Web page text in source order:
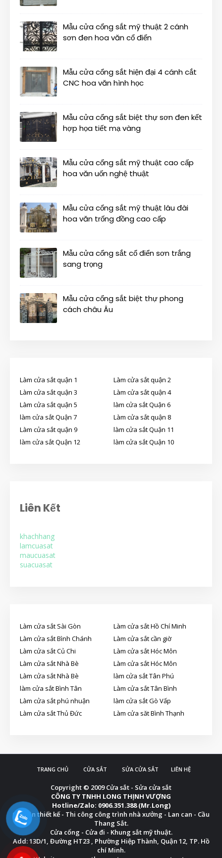
Mẫu cửa cổng sắt mỹ thuật 2 cánh
sơn đen hoa văn cổ điển
Mẫu cửa cổng sắt hiện đại 4 cánh cắt
CNC hoa văn hình học
Mẫu cửa cổng sắt biệt thự sơn đen kết
hợp họa tiết mạ vàng
Mẫu cửa cổng sắt mỹ thuật cao cấp
hoa văn uốn nghệ thuật
Mẫu cửa cổng sắt mỹ thuật lâu đài
hoa văn trống đồng cao cấp
Mẫu cửa cổng sắt cổ điển sơn trắng
sang trọng
Mẫu cửa cổng sắt biệt thự phong
cách châu Âu
Làm cửa sắt quận 1
Làm cửa sắt quận 2
Làm cửa sắt quận 3
Làm cửa sắt quận 4
Làm cửa sắt quận 5
làm cửa sắt Quận 6
làm cửa sắt Quận 7
Làm cửa sắt quận 8
Làm cửa sắt quận 9
làm cửa sắt Quận 11
làm cửa sắt Quận 12
làm cửa sắt Quận 10
Liên Kết
khachhang
lamcuasat
maucuasat
suacuasat
Làm cửa sắt Sài Gòn
Làm cửa sắt Hồ Chí Minh
Làm cửa sắt Bình Chánh
Làm cửa sắt cần giờ
Làm cửa sắt Củ Chi
Làm cửa sắt Hóc Môn
Làm cửa sắt Nhà Bè
Làm cửa sắt Hóc Môn
Làm cửa sắt Nhà Bè
làm cửa sắt Tân Phú
làm cửa sắt Bình Tân
Làm cửa sắt Tân Bình
Làm cửa sắt phú nhuận
làm cửa sắt Gò Vấp
Làm cửa sắt Thủ Đức
Làm cửa săt Bình Thạnh
TRANG CHỦ CỬA SẮT SỬA CỬA SẮT LIÊN HỆ
Copyright © 2009Cửa sắt - Sửa cửa sắt
CÔNG TY TNHH LONG THỊNH VƯỢNG
Hotline/Zalo: 0906.351.388 (Mr.Long)
Chuyên thiết kế - Thi công công trình nhà xưởng - Lan can - Cầu
Thang Sắt.
Cửa cổng - Cửa đi - Khung sắt mỹ thuật.
Add: 13D/1, Đường HT23 , Phường Hiệp Thành, Quận 12, TP. Hồ
chí Minh.